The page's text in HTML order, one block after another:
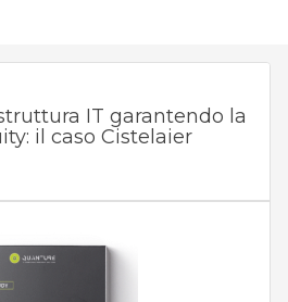
IT garantendo la
il caso Cistelaier